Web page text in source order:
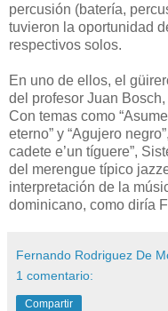
percusión (batería,
tuvieron la oportunidad
respectivos solos.
En uno de ellos, el
del profesor Juan
Con temas como
eterno” y “Agujero
cadete e’un tíguere”,
del merengue típico
interpretación de la
dominicano, como diría
Fernando Rodriguez De
1 comentario:
Compartir